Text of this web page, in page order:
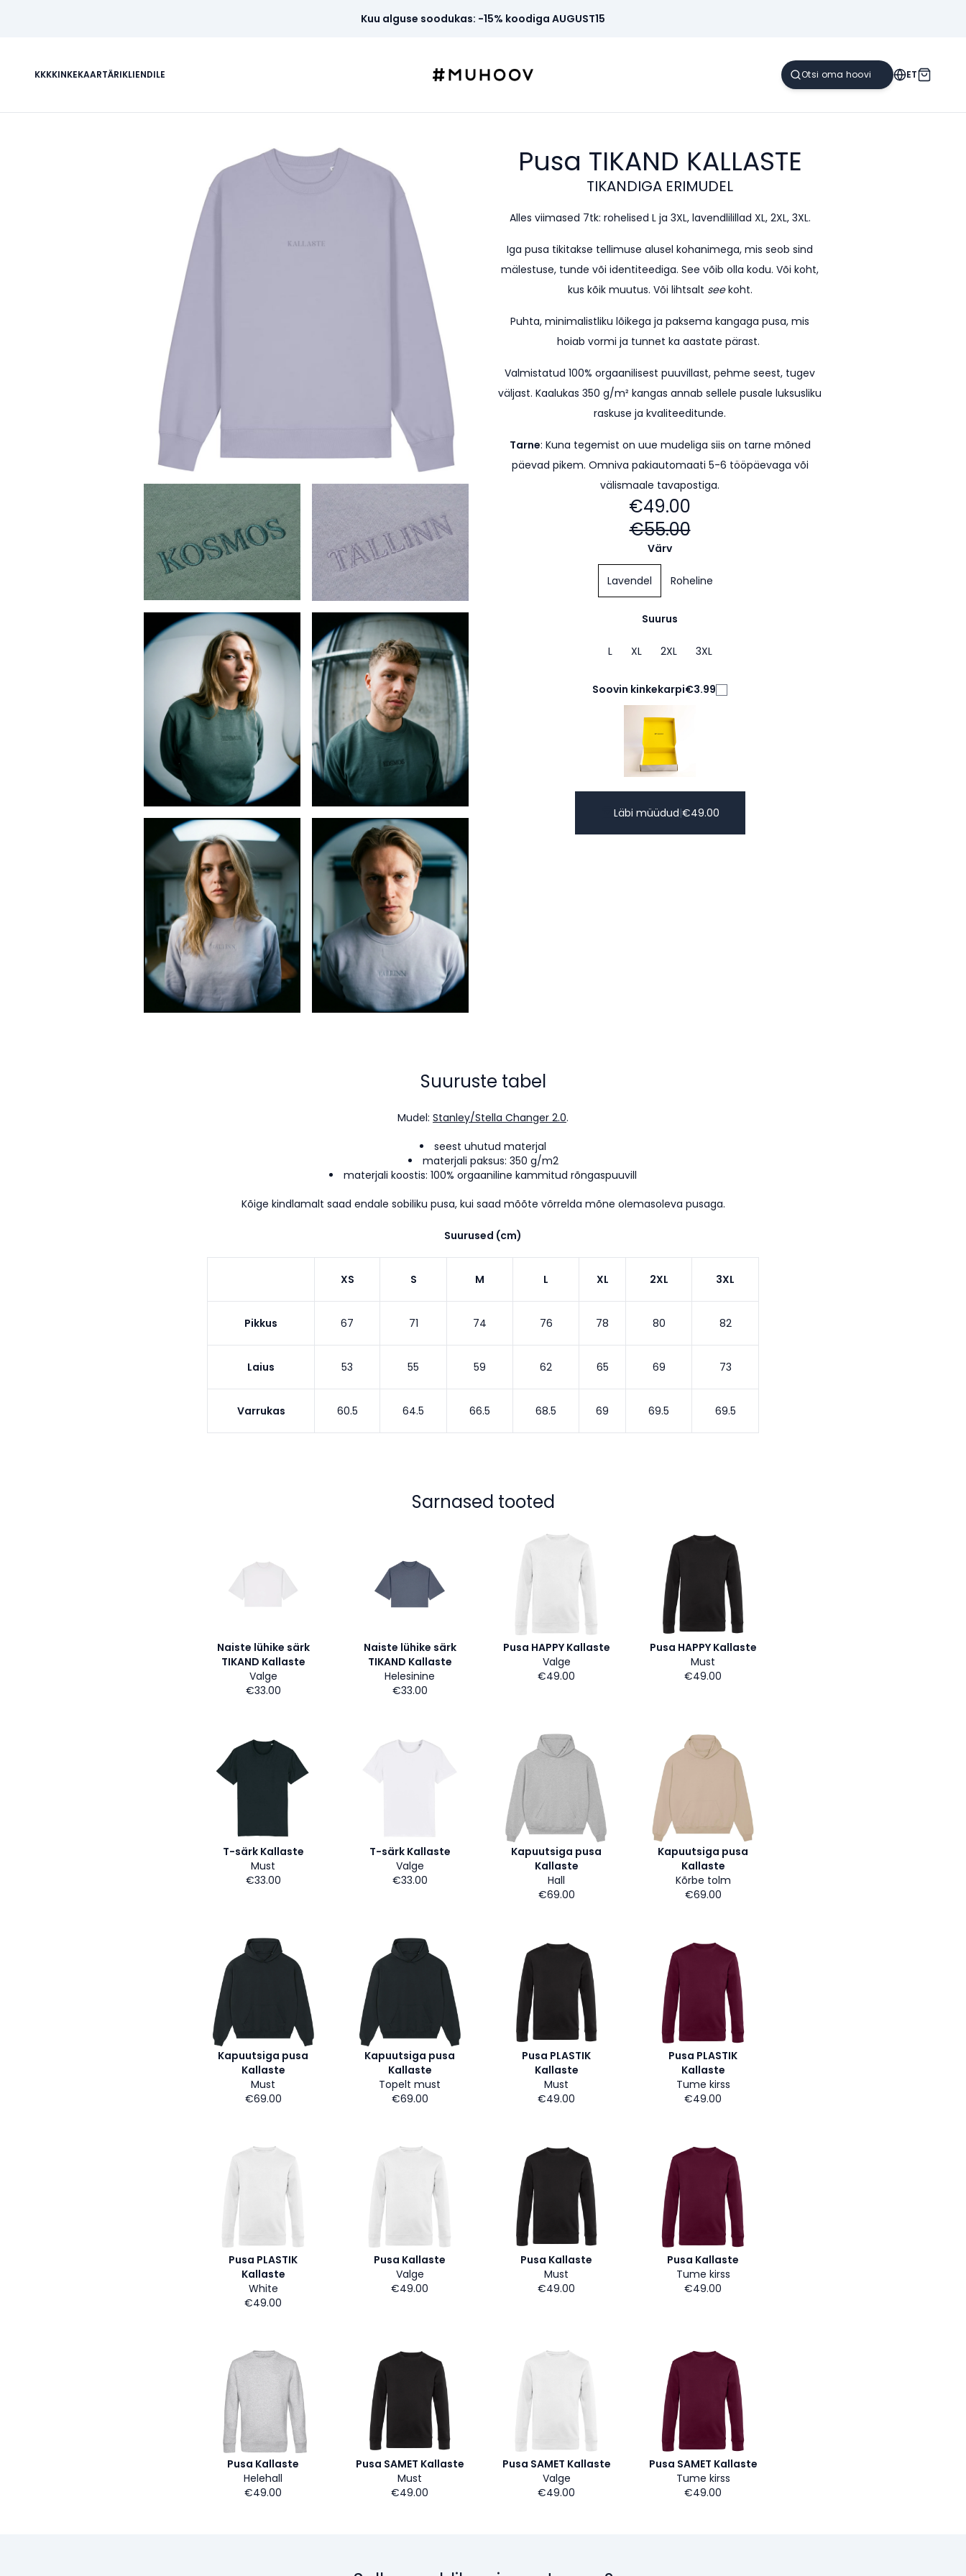
Kuu alguse soodukas: -15% koodiga AUGUST15
KKKKINKEKAARTÄRIKLIENDILE ET
Pusa TIKAND KALLASTE
TIKANDIGA ERIMUDEL
Alles viimased 7tk: rohelised L ja 3XL, lavendlilillad XL, 2XL, 3XL.
Iga pusa tikitakse tellimuse alusel kohanimega, mis seob sind
mälestuse, tunde või identiteediga. See võib olla kodu. Või koht,
kus kõik muutus. Või lihtsalt seekoht.
Puhta, minimalistliku lõikega ja paksema kangaga pusa, mis
hoiab vormi ja tunnet ka aastate pärast.
Valmistatud 100% orgaanilisest puuvillast, pehme seest, tugev
väljast. Kaalukas 350 g/m² kangas annab sellele pusale luksusliku
raskuse ja kvaliteeditunde.
Tarne: Kuna tegemist on uue mudeliga siis on tarne mõned
päevad pikem. Omniva pakiautomaati 5-6 tööpäevaga või
välismaale tavapostiga.
€49.00
€55.00
Värv
Lavendel Roheline
Suurus
L XL 2XL 3XL
Soovin kinkekarpi€3.99
Läbi müüdud|€49.00
Suuruste tabel
Mudel: Stanley/Stella Changer 2.0.
seest uhutud materjal
materjali paksus: 350 g/m2
materjali koostis: 100% orgaaniline kammitud rõngaspuuvill
Kõige kindlamalt saad endale sobiliku pusa, kui saad mõõte võrrelda mõne olemasoleva pusaga.
Suurused (cm)
XS S M L XL 2XL 3XL
Pikkus 67 71 74 76 78 80 82
Laius 53 55 59 62 65 69 73
Varrukas 60.5 64.5 66.5 68.5 69 69.5 69.5
Sarnased tooted
Naiste lühike särk
TIKAND Kallaste
Valge
€33.00
Naiste lühike särk
TIKAND Kallaste
Helesinine
€33.00
Pusa HAPPY Kallaste
Valge
€49.00
Pusa HAPPY Kallaste
Must
€49.00
T-särk Kallaste
Must
€33.00
T-särk Kallaste
Valge
€33.00
Kapuutsiga pusa
Kallaste
Hall
€69.00
Kapuutsiga pusa
Kallaste
Kõrbe tolm
€69.00
Kapuutsiga pusa
Kallaste
Must
€69.00
Kapuutsiga pusa
Kallaste
Topelt must
€69.00
Pusa PLASTIK
Kallaste
Must
€49.00
Pusa PLASTIK
Kallaste
Tume kirss
€49.00
Pusa PLASTIK
Kallaste
White
€49.00
Pusa Kallaste
Valge
€49.00
Pusa Kallaste
Must
€49.00
Pusa Kallaste
Tume kirss
€49.00
Pusa Kallaste
Helehall
€49.00
Pusa SAMET Kallaste
Must
€49.00
Pusa SAMET Kallaste
Valge
€49.00
Pusa SAMET Kallaste
Tume kirss
€49.00